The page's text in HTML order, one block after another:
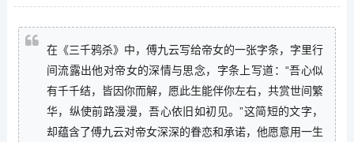
在《三千鸦杀》中，傅九云写给帝女的一张字条，字里行
间流露出他对帝女的深情与思念，字条上写道：“吾心似
有千千结，皆因你而解，愿此生能伴你左右，共赏世间繁
华，纵使前路漫漫，吾心依旧如初见。”这简短的文字，
却蕴含了傅九云对帝女深深的眷恋和承诺，他愿意用一生